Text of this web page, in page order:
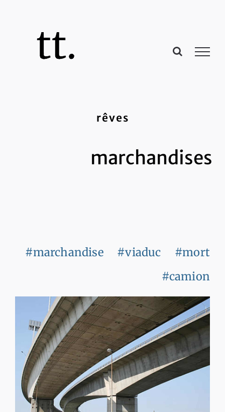
rêves
marchandises
#marchandise #viaduc
#mort
#camion